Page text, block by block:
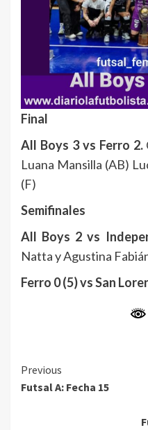
Final
All Boys 3 vs Ferro 2.
Luana Mansilla (AB)
(F)
Semifinales
All Boys 2 vs
Natta y Agustina
Ferro 0 (5) vs San
Continue
Reading
Previous
Futsal A: Fecha 15